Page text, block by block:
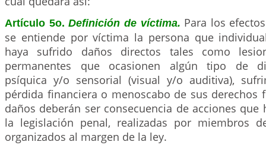
Artículo 5o.Definición de víctima. Para los
se entiende por víctima la persona que
haya sufrido daños directos tales como
permanentes que ocasionen algún tipo de
psíquica y/o sensorial (visual y/o auditiva),
pérdida financiera o menoscabo de sus derechos
daños deberán ser consecuencia de acciones que
la legislación penal, realizadas por miembros
organizados al margen de la ley.